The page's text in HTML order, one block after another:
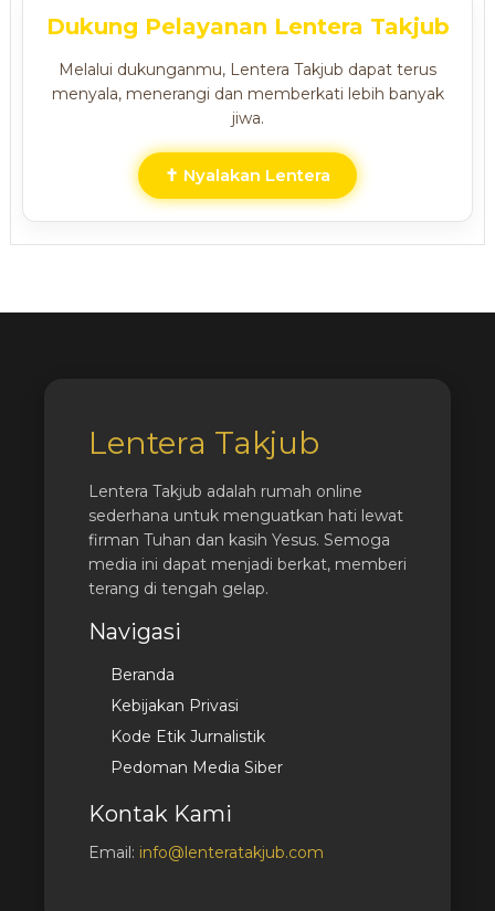
Dukung Pelayanan Lentera Takjub
Melalui dukunganmu, Lentera Takjub dapat terus
menyala, menerangi dan memberkati lebih banyak
jiwa.
✝ Nyalakan Lentera
Lentera Takjub
Lentera Takjub adalah rumah online
sederhana untuk menguatkan hati lewat
firman Tuhan dan kasih Yesus. Semoga
media ini dapat menjadi berkat, memberi
terang di tengah gelap.
Navigasi
Beranda
Kebijakan Privasi
Kode Etik Jurnalistik
Pedoman Media Siber
Kontak Kami
Email: info@lenteratakjub.com